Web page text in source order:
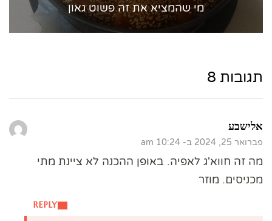
מי שהמציא את זה פשוט גאון
תגובות 8
אלישבע
פברואר 25, 2024 ב- 10:24 am
REPLY
מה זה חווא'ג לאפיה. באופן ההכנה לא ציינת מתי
מכניסים. מוזר